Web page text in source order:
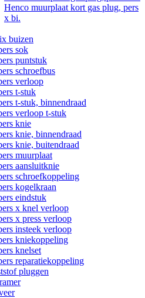
Henco muurplaat kort gas plug, pers
x bi.
buizen
sok
puntstuk
schroefbus
verloop
t-stuk
t-stuk, binnendraad
verloop t-stuk
knie
knie, binnendraad
knie, buitendraad
muurplaat
aansluitknie
schroefkoppeling
kogelkraan
eindstuk
x knel verloop
x press verloop
insteek verloop
kniekoppeling
knelset
reparatiekoppeling
pluggen